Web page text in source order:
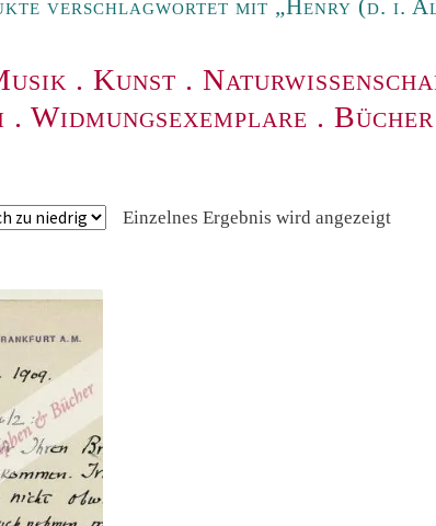
verschlagwortet mit „Henry (d. i.
. Kunst .
. Widmungsexemplare . Bücher
Einzelnes Ergebnis wird angezeigt